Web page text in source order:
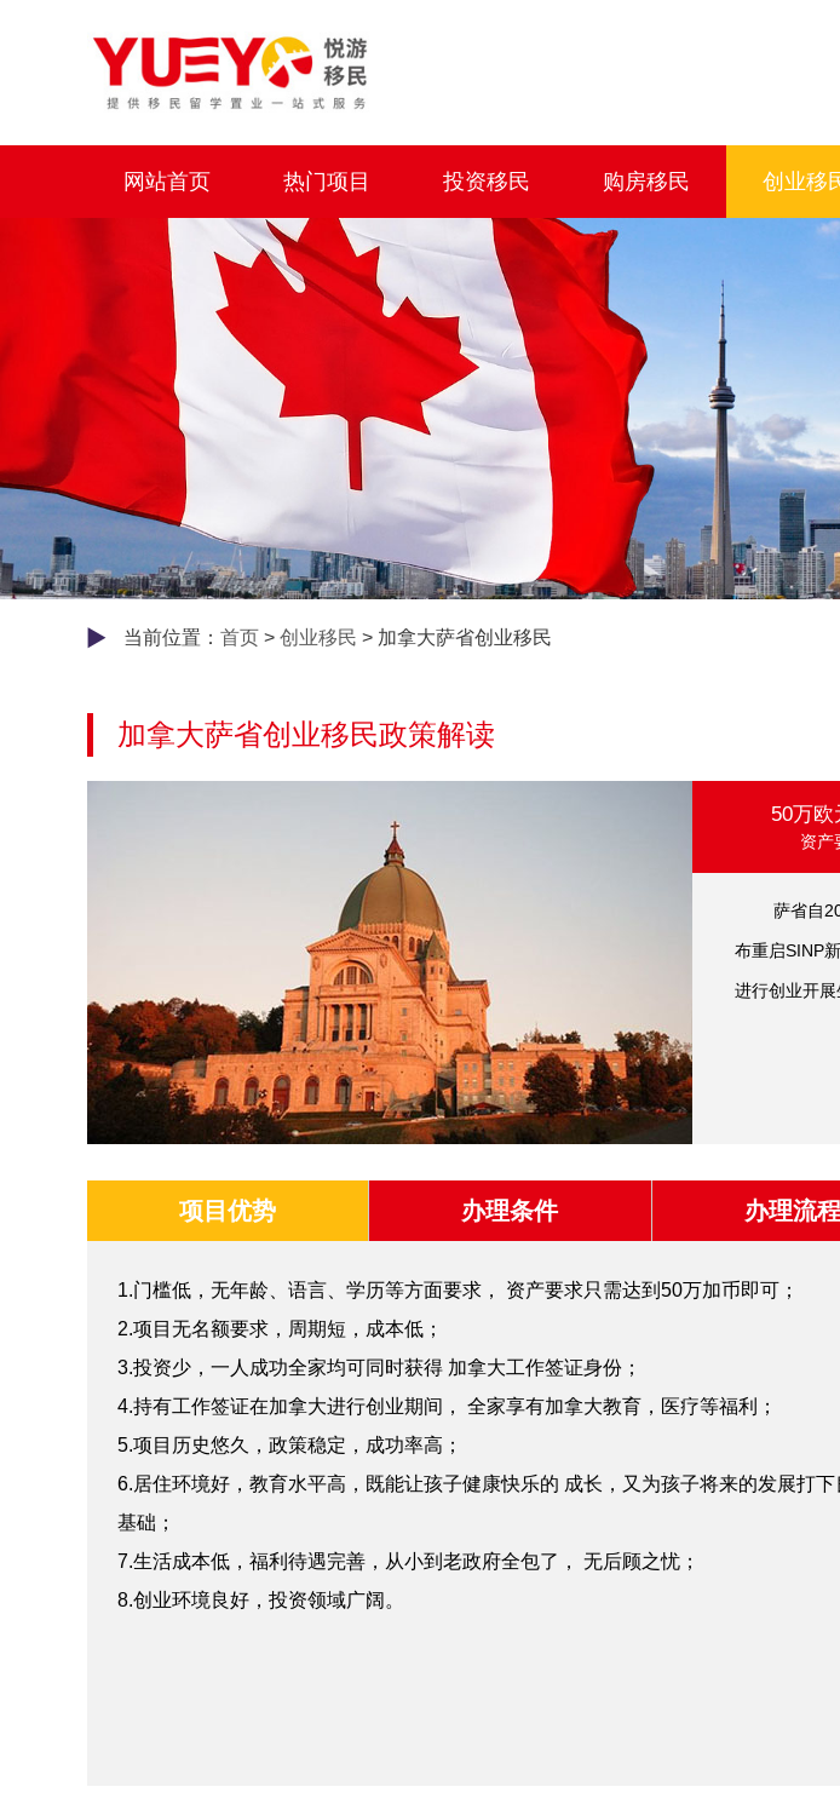
网站首页 热门项目 投资移民 购房移民 创业移
当前位置： 首页 > 创业移民 > 加拿大萨省创业移民
加拿大萨省创业移民政策解读
50万欧
资产
萨省自
布重启SINP
进行创业开
项目优势 办理条件 办理流程
1.门槛低，无年龄、语言、学历等方面要求， 资产要求只需达到50万加币即可；
2.项目无名额要求，周期短，成本低；
3.投资少，一人成功全家均可同时获得 加拿大工作签证身份；
4.持有工作签证在加拿大进行创业期间， 全家享有加拿大教育，医疗等福利；
5.项目历史悠久，政策稳定，成功率高；
6.居住环境好，教育水平高，既能让孩子健康快乐的 成长，又为孩子将来的发展打下
基础；
7.生活成本低，福利待遇完善，从小到老政府全包了， 无后顾之忧；
8.创业环境良好，投资领域广阔。